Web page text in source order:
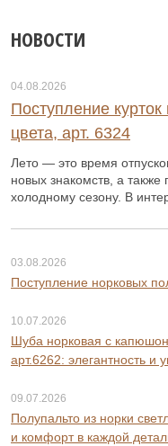
НОВОСТИ
04.08.2026
Поступление
цвета, арт. 6324
Лето — это время
новых знакомств, а
холодному сезону. В
03.08.2026
Поступление норковых
10.07.2026
Шуба норковая с
арт.6262: элегантность и
09.07.2026
Полупальто из норки
и комфорт в каждой